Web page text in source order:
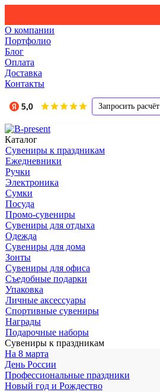
О компании
Портфолио
Блог
Оплата
Доставка
Контакты
Запросить расчёт
Каталог
Сувениры к праздникам
Ежедневники
Ручки
Электроника
Сумки
Посуда
Промо-сувениры
Сувениры для отдыха
Одежда
Сувениры для дома
Зонты
Сувениры для офиса
Съедобные подарки
Упаковка
Личные аксессуары
Спортивные сувениры
Награды
Подарочные наборы
Сувениры к праздникам
На 8 марта
День России
Профессиональные праздники
Новый год и Рождество